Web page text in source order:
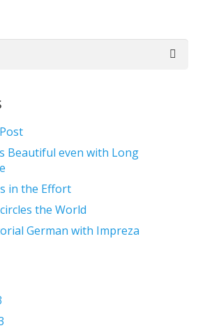
Beautiful even with Long
in the Effort
the World
German with Impreza